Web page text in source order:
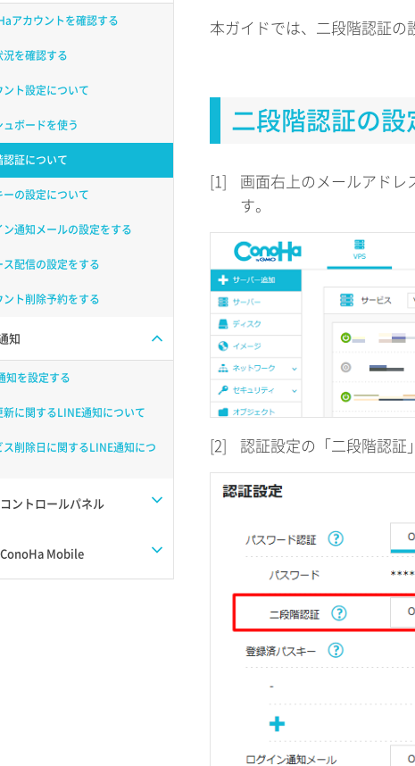
アカウントを確認する
況を確認する
ント設定について
ボードを使う
認証について
ーの設定について
ン通知メールの設定をする
ス配信の設定をする
ント削除予約をする
知
知を設定する
新に関するLINE通知について
ス削除日に関するLINE通知につ
コントロールパネル
ConoHa Mobile
本ガイドでは、二段階認証の
二段階認証の設
[1] 画面右上のメールアドレ
す。
[2] 認証設定の「二段階認証